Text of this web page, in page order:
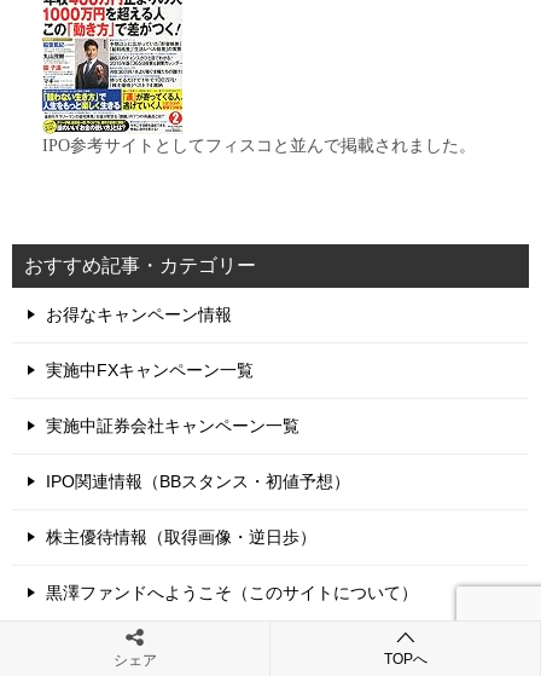
IPO参考サイトとしてフィスコと並んで掲載されました。
おすすめ記事・カテゴリー
お得なキャンペーン情報
実施中FXキャンペーン一覧
実施中証券会社キャンペーン一覧
IPO関連情報（BBスタンス・初値予想）
株主優待情報（取得画像・逆日歩）
黒澤ファンドへようこそ（このサイトについて）
コンタクトはこちらから
シェア TOPへ